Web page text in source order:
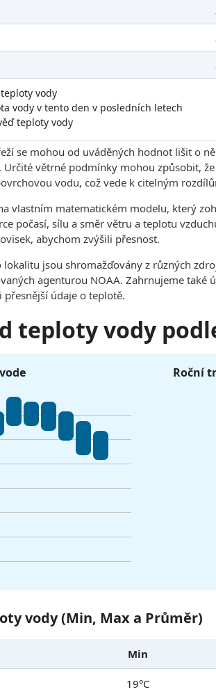
vody
vody v tento den v posledních letech
teploty vody
se mohou od uváděných hodnot lišit o
větrné podmínky mohou způsobit,
vodu, což vede k citelným
vlastním matematickém modelu, který
počasí, sílu a směr větru a teplotu
abychom zvýšili přesnost.
jsou shromažďovány z různých
agenturou NOAA. Zahrnujeme
údaje o teplotě.
teploty vody
Roční
vody (Min, Max a Průměr)
Min
19°C